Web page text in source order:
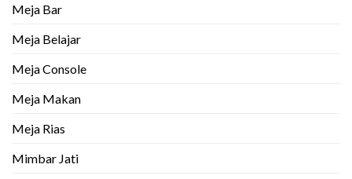
Meja Bar
Meja Belajar
Meja Console
Meja Makan
Meja Rias
Mimbar Jati